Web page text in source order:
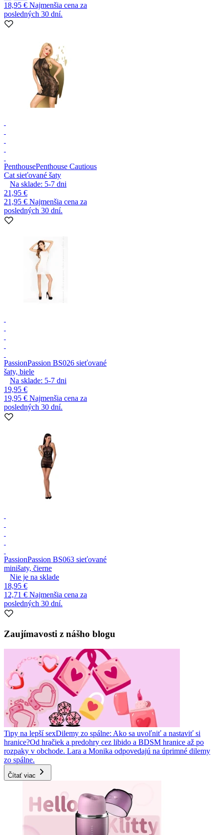
18,95 € Najmenšia cena za
posledných 30 dní.
PenthousePenthouse Cautious
Cat sieťované šaty
Na sklade: 5-7 dni
21,95 €
21,95 € Najmenšia cena za
posledných 30 dní.
PassionPassion BS026 sieťované
šaty, biele
Na sklade: 5-7 dni
19,95 €
19,95 € Najmenšia cena za
posledných 30 dní.
PassionPassion BS063 sieťované
minišaty, čierne
Nie je na sklade
18,95 €
12,71 € Najmenšia cena za
posledných 30 dní.
Zaujímavosti z nášho blogu
Tipy na lepší sexDilemy zo spálne: Ako sa uvoľniť a nastaviť si
hranice?Od hračiek a predohry cez libido a BDSM hranice až po
rozpaky v obchode. Lara a Monika odpovedajú na úprimné dilemy
zo spálne.
Čítať viac